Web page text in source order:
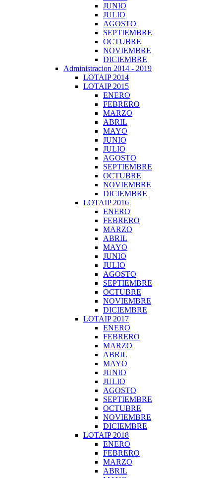
JUNIO
JULIO
AGOSTO
SEPTIEMBRE
OCTUBRE
NOVIEMBRE
DICIEMBRE
Administracion 2014 - 2019
LOTAIP 2014
LOTAIP 2015
ENERO
FEBRERO
MARZO
ABRIL
MAYO
JUNIO
JULIO
AGOSTO
SEPTIEMBRE
OCTUBRE
NOVIEMBRE
DICIEMBRE
LOTAIP 2016
ENERO
FEBRERO
MARZO
ABRIL
MAYO
JUNIO
JULIO
AGOSTO
SEPTIEMBRE
OCTUBRE
NOVIEMBRE
DICIEMBRE
LOTAIP 2017
ENERO
FEBRERO
MARZO
ABRIL
MAYO
JUNIO
JULIO
AGOSTO
SEPTIEMBRE
OCTUBRE
NOVIEMBRE
DICIEMBRE
LOTAIP 2018
ENERO
FEBRERO
MARZO
ABRIL